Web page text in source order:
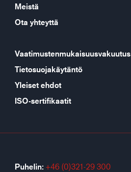
Meistä
Ota yhteyttä
Vaatimustenmukaisuusvakuutus
Tietosuojakäytäntö
Yleiset ehdot
ISO-sertifikaatit
Puhelin: +46 (0)321-29 300